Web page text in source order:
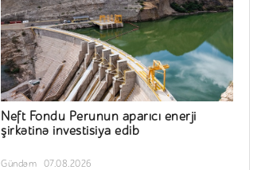
Neft Fondu Perunun aparıcı enerji
şirkətinə investisiya edib
Gündəm 07.08.2026